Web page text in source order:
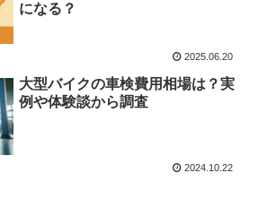
になる？
2025.06.20
大型バイクの車検費用相場は？実
例や体験談から調査
2024.10.22